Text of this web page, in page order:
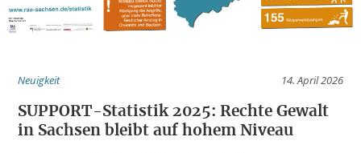
Neuigkeit 14. April 2026
SUPPORT-Statistik 2025: Rechte Gewalt
in Sachsen bleibt auf hohem Niveau